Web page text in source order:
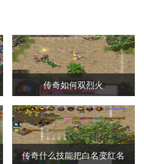
传奇如何双烈火
传奇什么技能把白名变红名